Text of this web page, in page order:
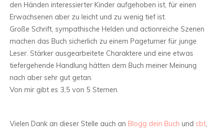
den Händen interessierter Kinder aufgehoben ist, für einen
Erwachsenen aber zu leicht und zu wenig tief ist.
Große Schrift, sympathische Helden und actionreiche Szenen
machen das Buch sicherlich zu einem Pageturner für junge
Leser. Stärker ausgearbeitete Charaktere und eine etwas
tiefergehende Handlung hätten dem Buch meiner Meinung
nach aber sehr gut getan.
Von mir gibt es 3,5 von 5 Sternen.
Vielen Dank an dieser Stelle auch an Blogg dein Buch und cbt,